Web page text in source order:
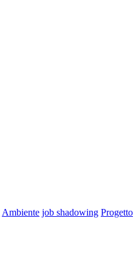
Ambiente job shadowing Progetto